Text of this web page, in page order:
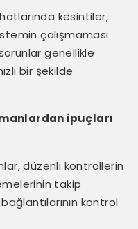
kesintiler,
çalışmaması
genellikle
bir şekilde
ipuçları
düzenli kontrollerin
takip
kontrol